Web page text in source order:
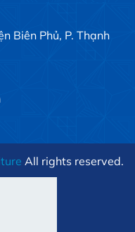
Biên Phủ, P. Thạnh
All rights reserved.